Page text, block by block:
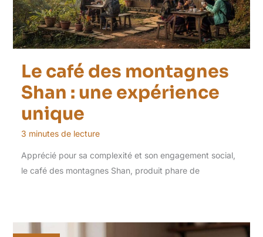
Le café des montagnes
Shan : une expérience
unique
3 minutes de lecture
Apprécié pour sa complexité et son engagement social,
le café des montagnes Shan, produit phare de